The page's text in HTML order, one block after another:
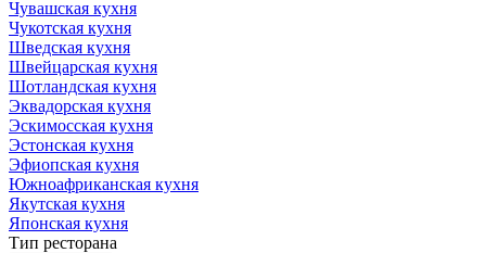
Чувашская кухня
Чукотская кухня
Шведская кухня
Швейцарская кухня
Шотландская кухня
Эквадорская кухня
Эскимосская кухня
Эстонская кухня
Эфиопская кухня
Южноафриканская кухня
Якутская кухня
Японская кухня
Тип ресторана